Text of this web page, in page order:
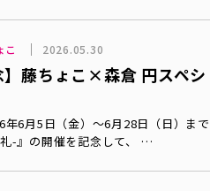
こ 2026.05.30
】藤ちょこ×森倉 円スペシ
6月5日（金）〜6月28日（日）まで
-』の開催を記念して、 …